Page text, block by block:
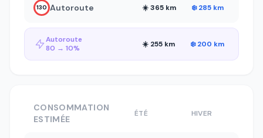
130 Autoroute ☀️ 365 km ❄️ 285 km
Autoroute
80 → 10%
☀️ 255 km ❄️ 200 km
CONSOMMATION
ESTIMÉE
ÉTÉ HIVER